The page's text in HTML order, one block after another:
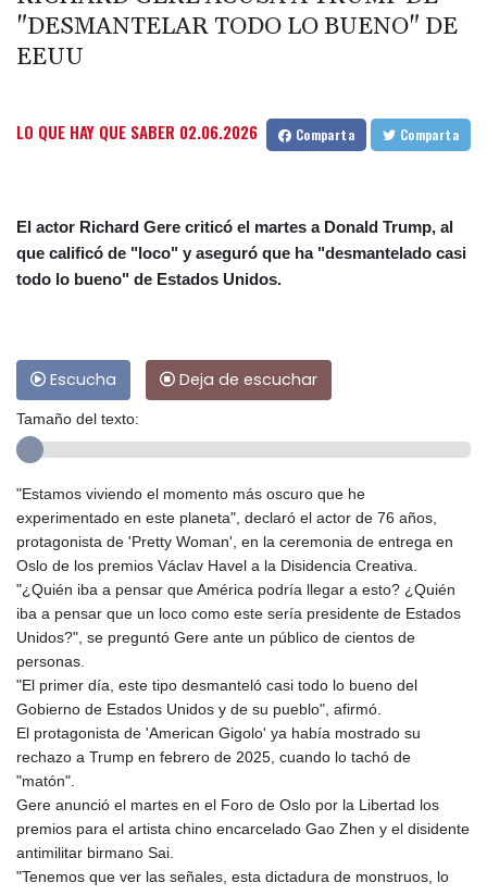
"DESMANTELAR TODO LO BUENO" DE
EEUU
LO QUE HAY QUE SABER 02.06.2026 Comparta Comparta
El actor Richard Gere criticó el martes a Donald Trump, al
que calificó de "loco" y aseguró que ha "desmantelado casi
todo lo bueno" de Estados Unidos.
Escucha Deja de escuchar
Tamaño del texto:
"Estamos viviendo el momento más oscuro que he
experimentado en este planeta", declaró el actor de 76 años,
protagonista de 'Pretty Woman', en la ceremonia de entrega en
Oslo de los premios Václav Havel a la Disidencia Creativa.
"¿Quién iba a pensar que América podría llegar a esto? ¿Quién
iba a pensar que un loco como este sería presidente de Estados
Unidos?", se preguntó Gere ante un público de cientos de
personas.
"El primer día, este tipo desmanteló casi todo lo bueno del
Gobierno de Estados Unidos y de su pueblo", afirmó.
El protagonista de 'American Gigolo' ya había mostrado su
rechazo a Trump en febrero de 2025, cuando lo tachó de
"matón".
Gere anunció el martes en el Foro de Oslo por la Libertad los
premios para el artista chino encarcelado Gao Zhen y el disidente
antimilitar birmano Sai.
"Tenemos que ver las señales, esta dictadura de monstruos, lo